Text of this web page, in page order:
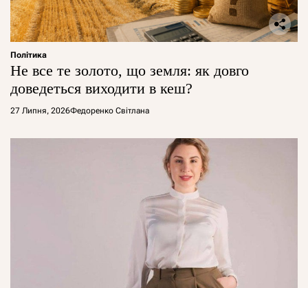
Політика
Не все те золото, що земля: як довго
доведеться виходити в кеш?
27 Липня, 2026Федоренко Світлана